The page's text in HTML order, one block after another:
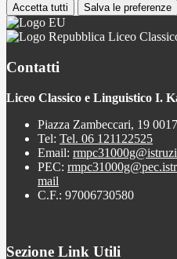
Accetta tutti Salva le preferenze
Liceo
Contatti
Liceo Classico e Linguistico I.
Piazza Zambeccari, 19
Tel: Tel. 06 121122525
Email:
PEC:
mail
C.F.: 97006730580
Sezione Link Utili